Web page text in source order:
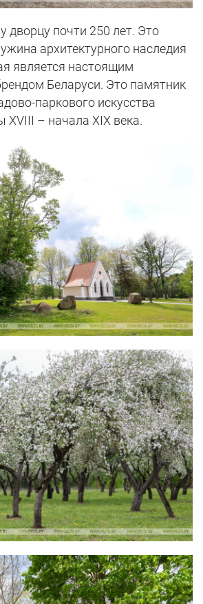
дворцу почти 250 лет. Это
архитектурного наследия
является настоящим
Беларуси. Это памятник
паркового искусства
XVIII – начала XIX века.